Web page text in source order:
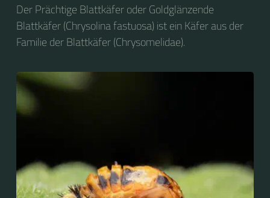
Der Prächtige Blattkäfer oder Goldglänzende
Blattkäfer (Chrysolina fastuosa) ist ein Käfer aus der
Familie der Blattkäfer (Chrysomelidae).